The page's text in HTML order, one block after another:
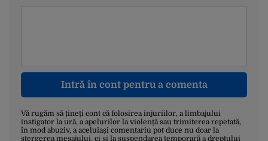
Intră în cont pentru a comenta
Vă rugăm să țineți cont că folosirea injuriilor, a limbajului
instigator la ură, a apelurilor la violență sau trimiterea repetată,
în mod abuziv, a aceluiași comentariu pot duce nu doar la
ștergerea mesajului, ci și la suspendarea temporară a dreptului